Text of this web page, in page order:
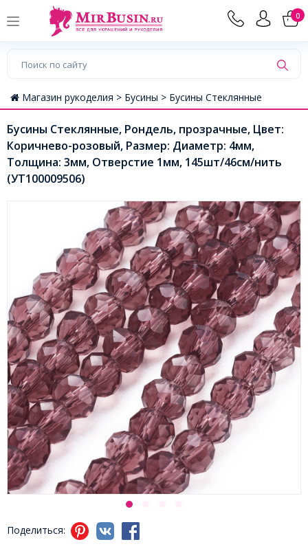
0
Магазин рукоделия > Бусины > Бусины Стеклянные
Бусины Стеклянные, Рондель, прозрачные, Цвет:
Коричнево-розовый, Размер: Диаметр: 4мм,
Толщина: 3мм, Отверстие 1мм, 145шт/46см/нить
(УТ100009506)
Поделиться: